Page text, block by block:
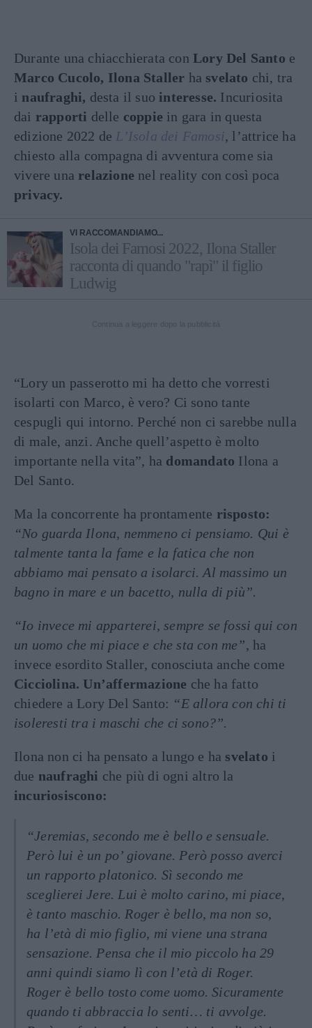
Durante una chiacchierata con Lory Del Santo e
Marco Cucolo, Ilona Staller ha svelato chi, tra
i naufraghi, desta il suo interesse. Incuriosita
dai rapporti delle coppie in gara in questa
edizione 2022 de L’Isola dei Famosi, l’attrice ha
chiesto alla compagna di avventura come sia
vivere una relazione nel reality con così poca
privacy.
VI RACCOMANDIAMO...
Isola dei Famosi 2022, Ilona Staller
racconta di quando "rapì" il figlio
Ludwig
“Lory un passerotto mi ha detto che vorresti
isolarti con Marco, è vero? Ci sono tante
cespugli qui intorno. Perché non ci sarebbe nulla
di male, anzi. Anche quell’aspetto è molto
importante nella vita”, ha domandato Ilona a
Del Santo.
Ma la concorrente ha prontamente risposto:
“No guarda Ilona, nemmeno ci pensiamo. Qui è
talmente tanta la fame e la fatica che non
abbiamo mai pensato a isolarci. Al massimo un
bagno in mare e un bacetto, nulla di più”.
“Io invece mi apparterei, sempre se fossi qui con
un uomo che mi piace e che sta con me”, ha
invece esordito Staller, conosciuta anche come
Cicciolina. Un’affermazione che ha fatto
chiedere a Lory Del Santo: “E allora con chi ti
isoleresti tra i maschi che ci sono?”.
Ilona non ci ha pensato a lungo e ha svelato i
due naufraghi che più di ogni altro la
incuriosiscono:
“Jeremias, secondo me è bello e sensuale.
Però lui è un po’ giovane. Però posso averci
un rapporto platonico. Sì secondo me
sceglierei Jere. Lui è molto carino, mi piace,
è tanto maschio. Roger è bello, ma non so,
ha l’età di mio figlio, mi viene una strana
sensazione. Pensa che il mio piccolo ha 29
anni quindi siamo lì con l’età di Roger.
Roger è bello tosto come uomo. Sicuramente
quando ti abbraccia lo senti… ti avvolge.